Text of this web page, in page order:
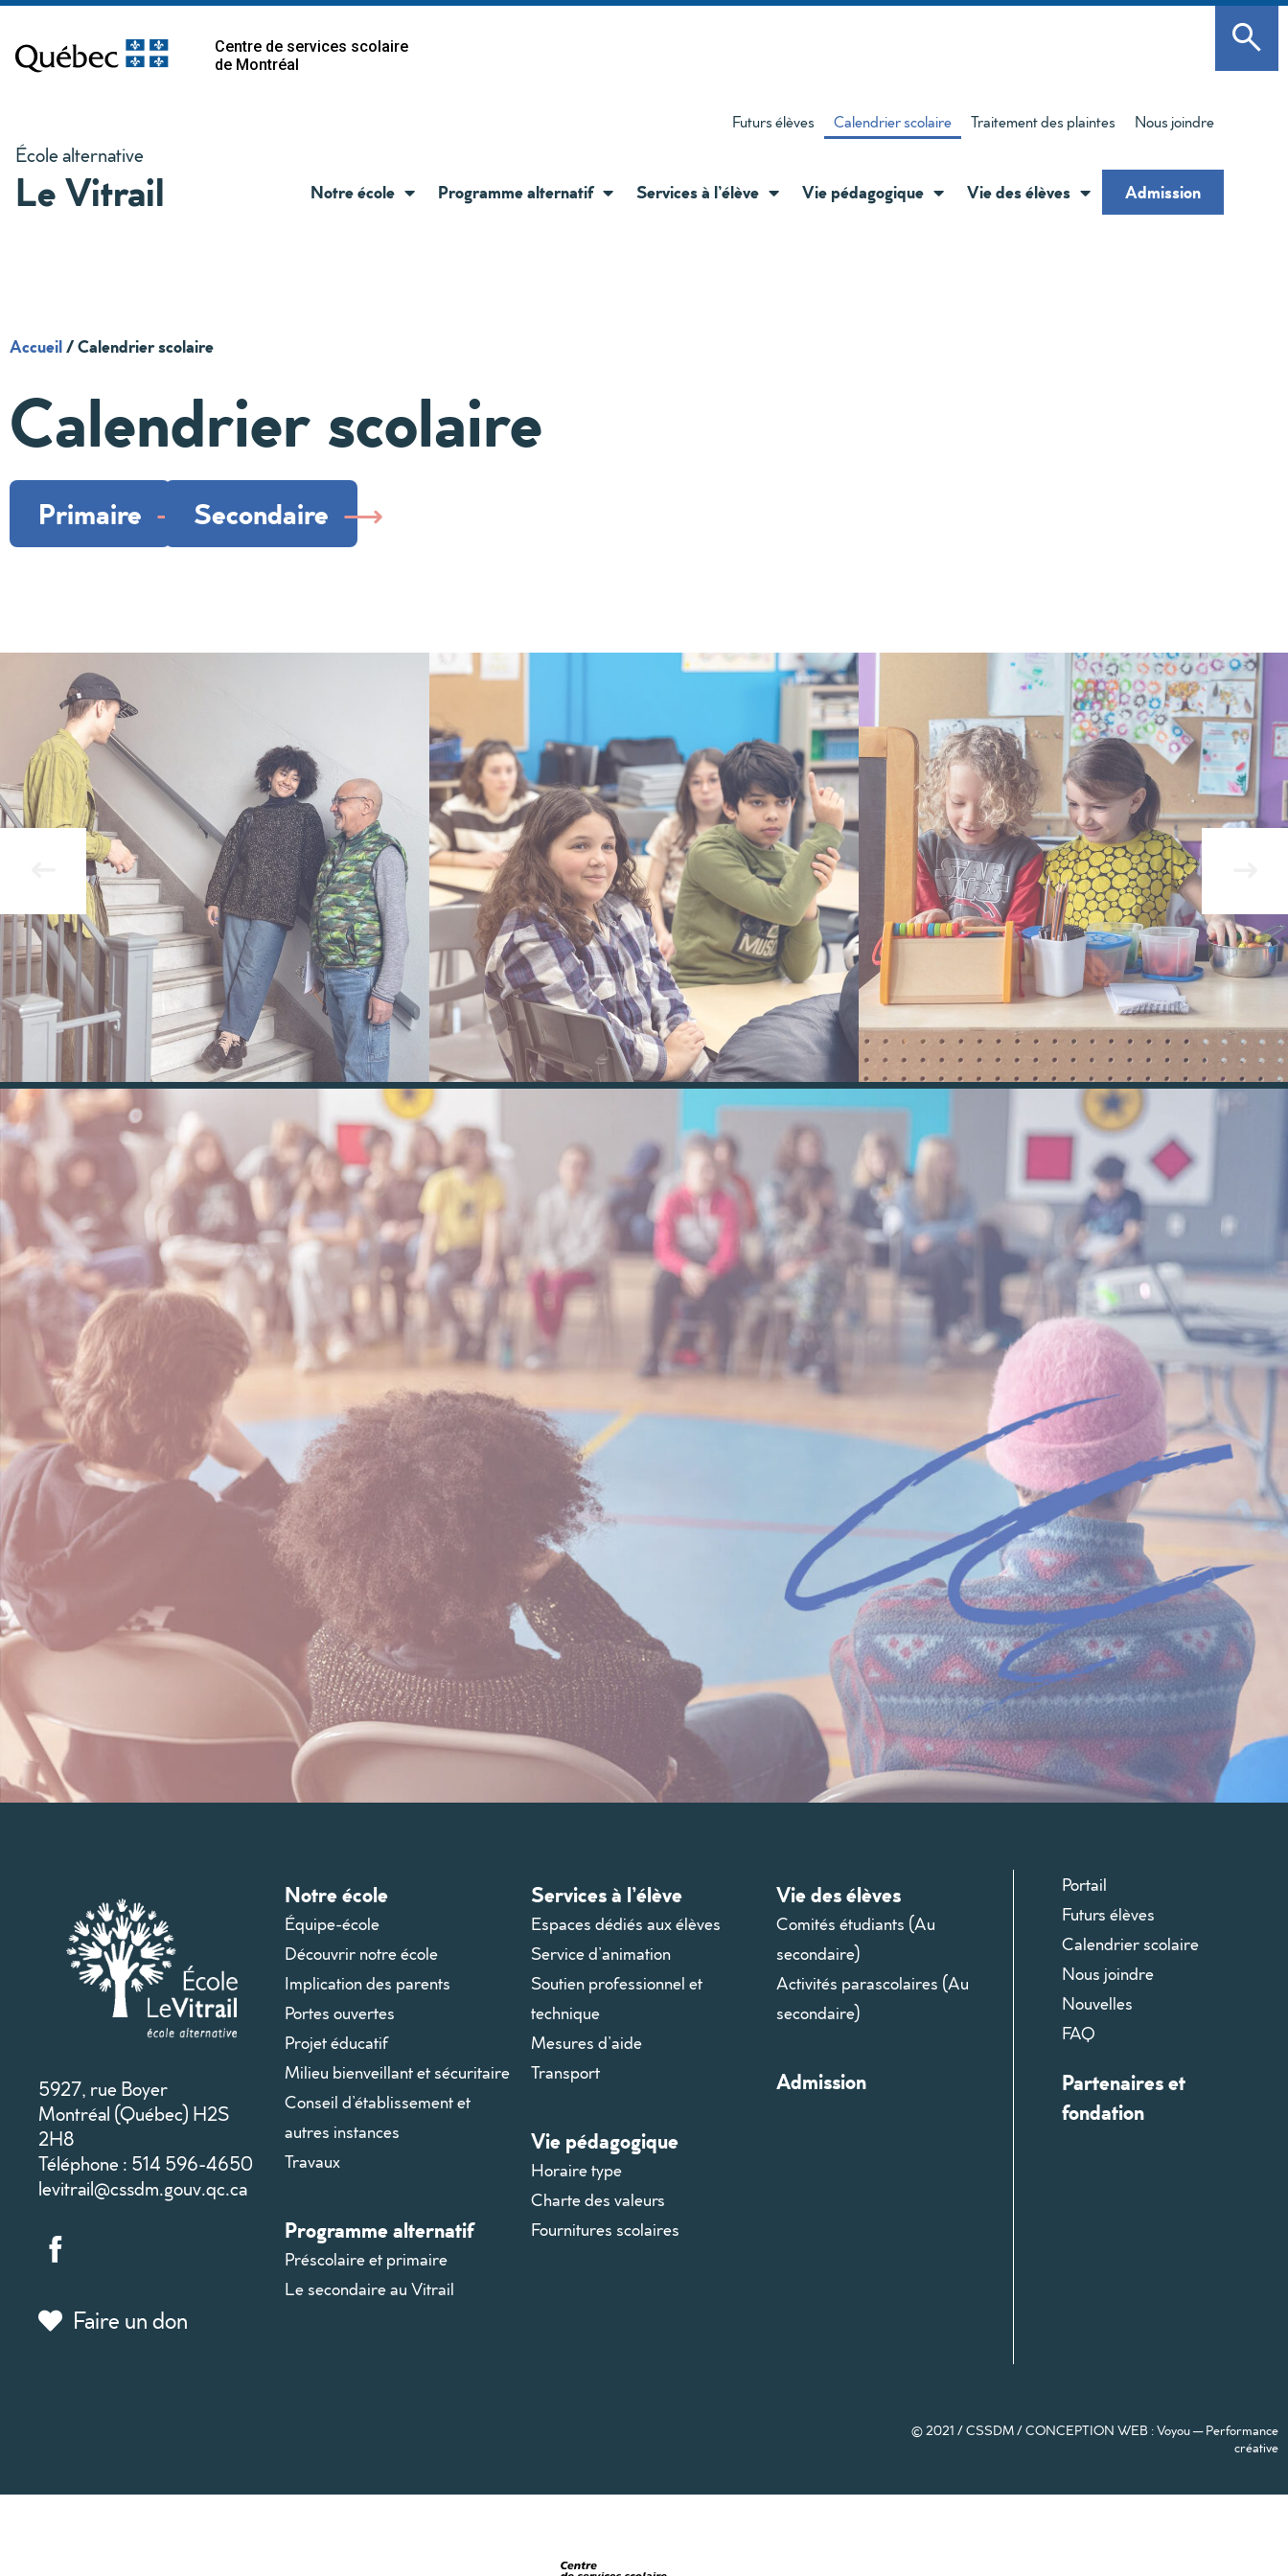
Centre de services scolaire
de Montréal
École alternative
Le Vitrail
Futurs élèves Calendrier scolaire Traitement des plaintes Nous joindre
Notre école Programme alternatif Services à l’élève Vie pédagogique Vie des élèves Admission
Accueil/Calendrier scolaire
Calendrier scolaire
Primaire Secondaire
5927, rue Boyer
Montréal (Québec) H2S
2H8
Téléphone : 514 596-4650
levitrail@cssdm.gouv.qc.ca
Faire un don
Notre école
Équipe-école
Découvrir notre école
Implication des parents
Portes ouvertes
Projet éducatif
Milieu bienveillant et sécuritaire
Conseil d’établissement et
autres instances
Travaux
Programme alternatif
Préscolaire et primaire
Le secondaire au Vitrail
Services à l’élève
Espaces dédiés aux élèves
Service d’animation
Soutien professionnel et
technique
Mesures d’aide
Transport
Vie pédagogique
Horaire type
Charte des valeurs
Fournitures scolaires
Vie des élèves
Comités étudiants (Au
secondaire)
Activités parascolaires (Au
secondaire)
Admission
Portail
Futurs élèves
Calendrier scolaire
Nous joindre
Nouvelles
FAQ
Partenaires et
fondation
© 2021 / CSSDM /CONCEPTION WEB : Voyou — Performance
créative